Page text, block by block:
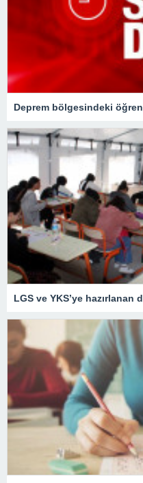
Deprem bölgesindeki